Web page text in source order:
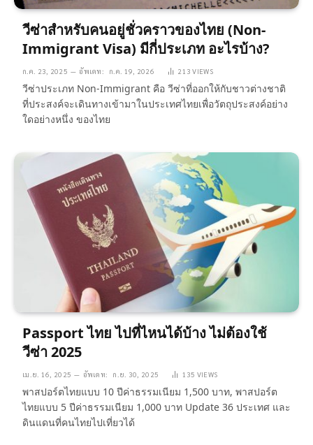
วีซ่าสำหรับคนอยู่ชั่วคราวของไทย (Non-
Immigrant Visa) มีกี่ประเภท อะไรบ้าง?
ก.ค. 23, 2025 อัพเดท: ก.ค. 19, 2026 213VIEWS
วีซ่าประเภท Non-Immigrant คือ วีซ่าที่ออกให้กับชาวต่างชาติ
ที่ประสงค์จะเดินทางเข้ามาในประเทศไทยเพื่อวัตถุประสงค์อย่าง
ใดอย่างหนึ่ง ของไทย
Passport ไทย ไปที่ไหนได้บ้าง ไม่ต้องใช้
วีซ่า 2025
เม.ย. 16, 2025 อัพเดท: ก.ย. 30, 2025 135 VIEWS
พาสปอร์ตไทยแบบ 10 ปีค่าธรรมเนียม 1,500 บาท, พาสปอร์ต
ไทยแบบ 5 ปีค่าธรรมเนียม 1,000 บาท Update 36 ประเทศ และ
ดินแดนที่คนไทยไปเที่ยวได้